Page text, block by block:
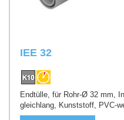
IEE 32
Endtülle, für Rohr-Ø 32 mm,
gleichlang, Kunststoff, PVC-